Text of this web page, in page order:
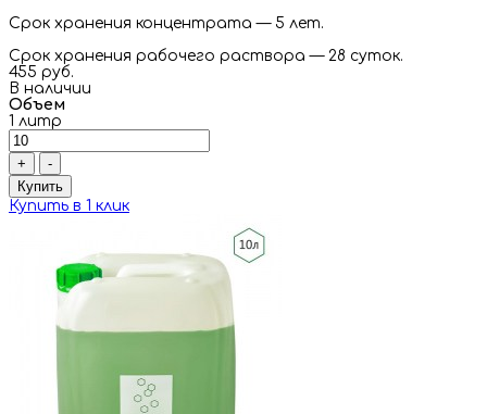
Срок хранения концентрата — 5 лет.
Срок хранения рабочего раствора — 28 суток.
455 руб.
В наличии
Объем
1 литр
+
-
Купить
Купить в 1 клик